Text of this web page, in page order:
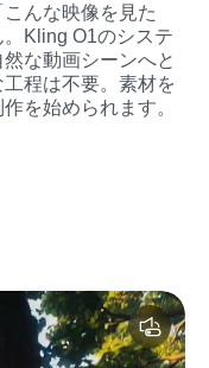
んな映像を見た
Kling O1のシステ
な動画シーンへと
程は不要。素材を
を始められます。